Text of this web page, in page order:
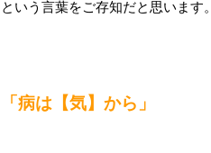
という言葉をご存知だと思います。
「病は【気】から」